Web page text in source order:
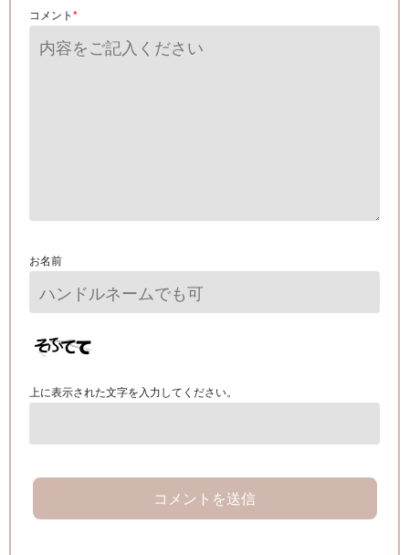
コメント*
お名前
上に表示された文字を入力してください。